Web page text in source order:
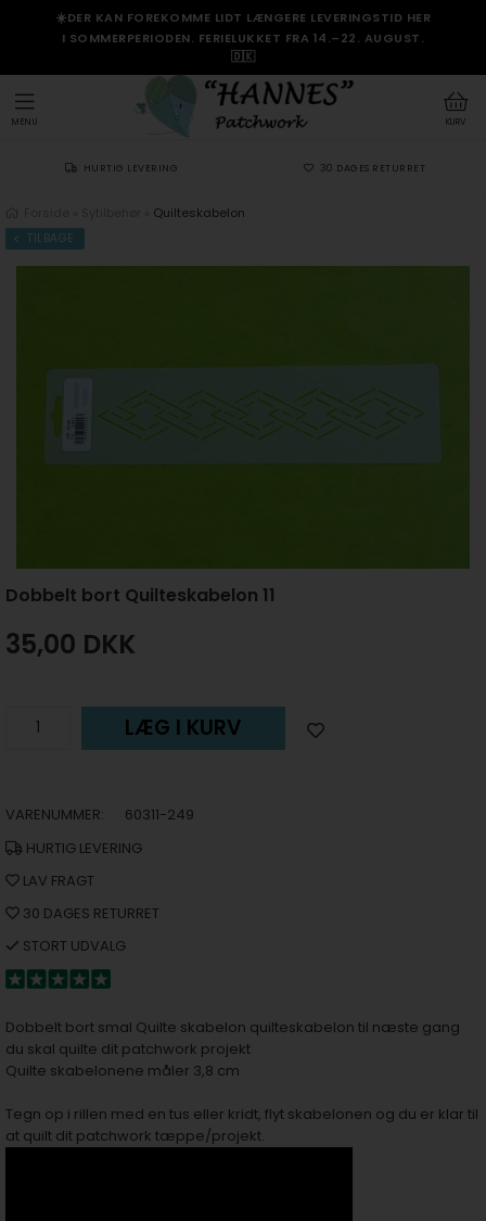
☀️DER KAN FOREKOMME LIDT LÆNGERE LEVERINGSTID HER
I SOMMERPERIODEN. FERIELUKKET FRA 14.–22. AUGUST.
🇩🇰
KURV
MENU
HURTIG LEVERING 30 DAGES RETURRET
Quilteskabelon
TILBAGE
Dobbelt bort Quilteskabelon 11
35,00 DKK
LÆG I KURV
VARENUMMER:
60311-249
HURTIG LEVERING
LAV FRAGT
30 DAGES RETURRET
STORT UDVALG
Dobbelt bort smal Quilte skabelon quilteskabelon til næste gang
du skal quilte dit patchwork projekt
Quilte skabelonene måler 3,8 cm
Tegn op i rillen med en tus eller kridt, flyt skabelonen og du er klar til
at quilt dit patchwork tæppe/projekt.